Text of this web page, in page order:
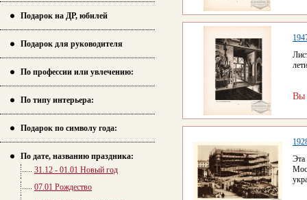
Подарок на ДР, юбилей
Подарок для руководителя
По профессии или увлечению:
По типу интерьера:
Подарок по символу года:
По дате, названию праздника:
31.12 - 01.01 Новый год
07.01 Рождество
Вы